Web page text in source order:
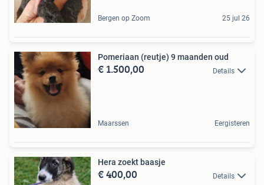
Bergen op Zoom 25 jul 26
Pomeriaan (reutje) 9 maanden oud
€ 1.500,00 Details
Maarssen Eergisteren
Hera zoekt baasje
€ 400,00 Details